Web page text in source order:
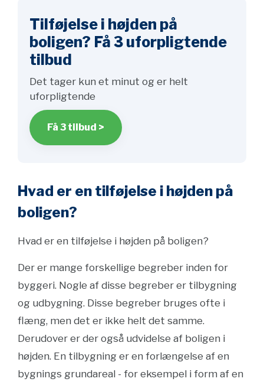
Tilføjelse i højden på
boligen? Få 3 uforpligtende
tilbud
Det tager kun et minut og er helt
uforpligtende
Få 3 tilbud >
Hvad er en tilføjelse i højden på
boligen?
Hvad er en tilføjelse i højden på boligen?
Der er mange forskellige begreber inden for
byggeri. Nogle af disse begreber er tilbygning
og udbygning. Disse begreber bruges ofte i
flæng, men det er ikke helt det samme.
Derudover er der også udvidelse af boligen i
højden. En tilbygning er en forlængelse af en
bygnings grundareal - for eksempel i form af en